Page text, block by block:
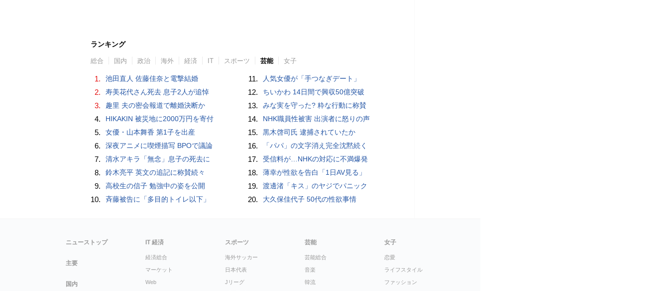
ランキング
総合 国内 政治 海外 経済 IT スポーツ 芸能 女子
1. 池田直人 佐藤佳奈と電撃結婚
2. 寿美花代さん死去 息子2人が追悼
3. 趣里 夫の密会報道で離婚決断か
4. HIKAKIN 被災地に2000万円を寄付
5. 女優・山本舞香 第1子を出産
6. 深夜アニメに喫煙描写 BPOで議論
7. 清水アキラ「無念」息子の死去に
8. 鈴木亮平 英文の追記に称賛続々
9. 高校生の信子 勉強中の姿を公開
10. 斉藤被告に「多目的トイレ以下」
11. 人気女優が「手つなぎデート」
12. ちいかわ 14日間で興収50億突破
13. みな実を守った? 粋な行動に称賛
14. NHK職員性被害 出演者に怒りの声
15. 黒木啓司氏 逮捕されていたか
16. 「パパ」の文字消え完全沈黙続く
17. 受信料が…NHKの対応に不満爆発
18. 薄幸が性欲を告白「1日AV見る」
19. 渡邊渚「キス」のヤジでパニック
20. 大久保佳代子 50代の性欲事情
ニューストップ
主要
国内
IT 経済
経済総合
マーケット
Web
スポーツ
海外サッカー
日本代表
Jリーグ
芸能
芸能総合
音楽
韓流
女子
恋愛
ライフスタイル
ファッション